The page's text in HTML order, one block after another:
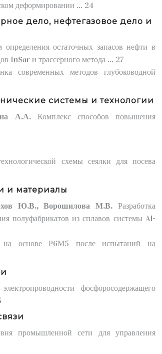
деформировании ... 24
дело, нефтегазовое дело и
определения остаточных запасов нефти в
InSar и трассерного метода ... 27
современных методов глубоководной
системы и технологии
А.А. Комплекс способов повышения
схемы сеялки для посева
и материалы
Ю.В., Ворошилова М.В. Разработка
полуфабрикатов из сплавов системы Al-
на основе Р6М5 после испытаний на
фосфоросодержащего
промышленной сети для управления